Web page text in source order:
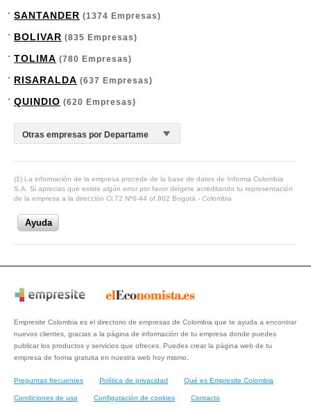
SANTANDER (1374 Empresas)
BOLIVAR (835 Empresas)
TOLIMA (780 Empresas)
RISARALDA (637 Empresas)
QUINDIO (620 Empresas)
(1) La información de la empresa procede de la base de datos de Informa Colombia
S.A. Si aprecias que existe algún error por favor dirígete acreditando tu representación
de la empresa a la dirección Cl.72 Nº6-44 of.902 Bogotá - Colombia
Ayuda
Empresite Colombia es el directorio de empresas de Colombia que te ayuda a encontrar
nuevos clientes, gracias a la página de información de tu empresa donde puedes
publicar los productos y servicios que ofreces. Puedes crear la página web de tu
empresa de forma gratuita en nuestra web hoy mismo.
Preguntas frecuentes Política de privacidad Qué es Empresite Colombia
Condiciones de uso Configuración de cookies Contacto